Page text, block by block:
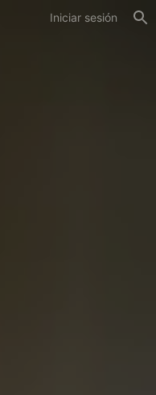
Iniciar sesión